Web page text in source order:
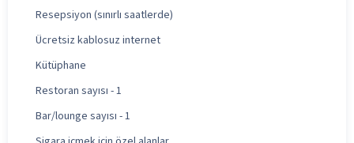
Resepsiyon (sınırlı saatlerde)
Ücretsiz kablosuz internet
Kütüphane
Restoran sayısı - 1
Bar/lounge sayısı - 1